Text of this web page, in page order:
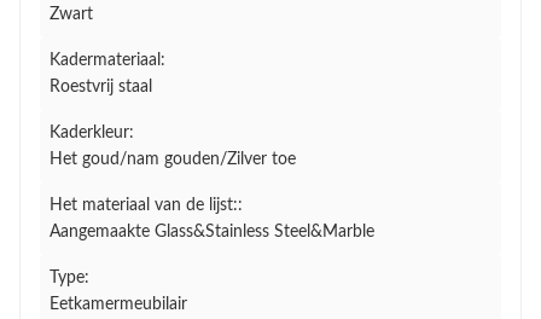
Zwart
Kadermateriaal:
Roestvrij staal
Kaderkleur:
Het goud/nam gouden/Zilver toe
Het materiaal van de lijst::
Aangemaakte Glass&Stainless Steel&Marble
Type:
Eetkamermeubilair